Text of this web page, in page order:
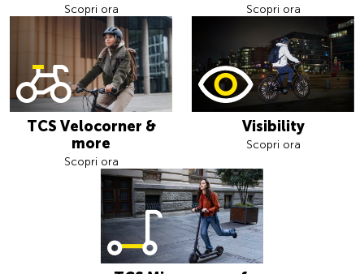
Scopri ora Scopri ora
TCS Velocorner &
more
Scopri ora
Visibility
Scopri ora